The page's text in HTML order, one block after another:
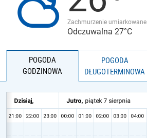
Zachmurzenie umiarkowane
Odczuwalna 27°C
POGODA
GODZINOWA
POGODA
DŁUGOTERMINOWA